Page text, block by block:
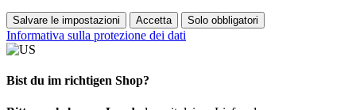
Salvare le impostazioni Accetta Solo obbligatori
Informativa sulla protezione dei dati
Bist du im richtigen Shop?